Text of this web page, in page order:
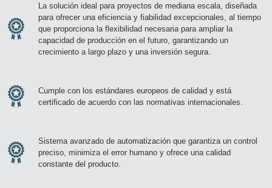
La solución ideal para proyectos de mediana escala, diseñada
para ofrecer una eficiencia y fiabilidad excepcionales, al tiempo
que proporciona la flexibilidad necesaria para ampliar la
capacidad de producción en el futuro, garantizando un
crecimiento a largo plazo y una inversión segura.
Cumple con los estándares europeos de calidad y está
certificado de acuerdo con las normativas internacionales.
Sistema avanzado de automatización que garantiza un control
preciso, minimiza el error humano y ofrece una calidad
constante del producto.